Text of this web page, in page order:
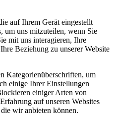
auf Ihrem Gerät eingestellt
um uns mitzuteilen, wenn Sie
mit uns interagieren, Ihre
Beziehung zu unserer Website
Kategorienüberschriften, um
einige Ihrer Einstellungen
einiger Arten von
auf unseren Websites
wir anbieten können.